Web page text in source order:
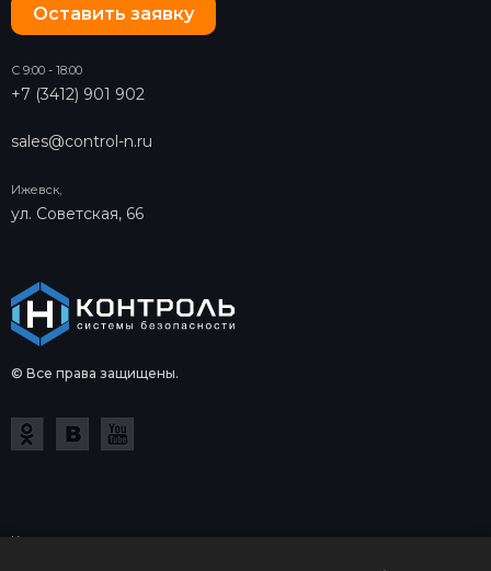
© Все права защищены.
Оставить заявку
С 9:00 - 18:00
+7 (3412) 901 902
sales@control-n.ru
Ижевск,
ул. Советская, 66
Копирование и использование в коммерческих целях